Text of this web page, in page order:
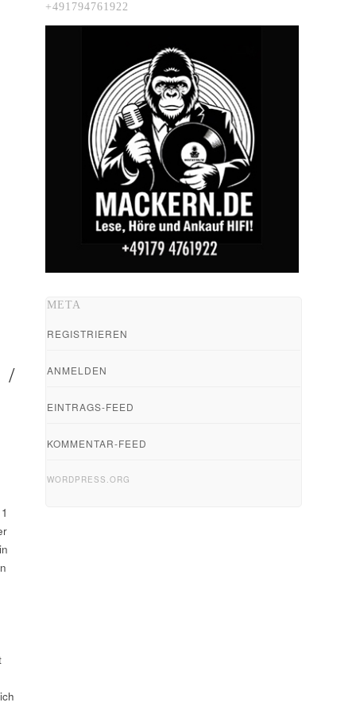
/
+491794761922
META
REGISTRIEREN
ANMELDEN
EINTRAGS-FEED
KOMMENTAR-FEED
WORDPRESS.ORG